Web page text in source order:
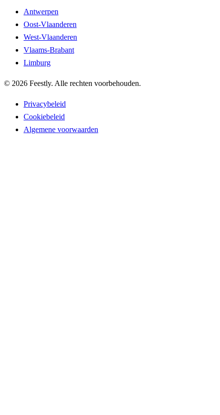
Antwerpen
Oost-Vlaanderen
West-Vlaanderen
Vlaams-Brabant
Limburg
© 2026 Feestly. Alle rechten voorbehouden.
Privacybeleid
Cookiebeleid
Algemene voorwaarden